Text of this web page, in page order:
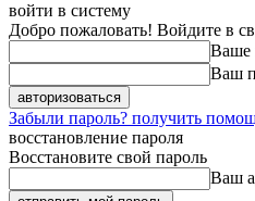
войти в систему
Добро пожаловать! Войдите в
Ваше
Ваш
Забыли пароль? получить
восстановление пароля
Восстановите свой пароль
Ваш